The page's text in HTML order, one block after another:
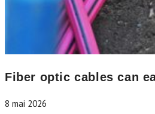
Fiber optic cables can
8 mai 2026